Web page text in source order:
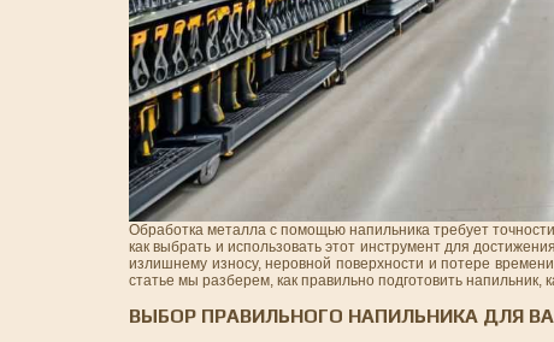
Обработка металла с помощью напильника требует
как выбрать и использовать этот инструмент для
излишнему износу, неровной поверхности и потере
статье мы разберем, как правильно подготовить
ВЫБОР ПРАВИЛЬНОГО НАПИЛЬНИКА ДЛЯ